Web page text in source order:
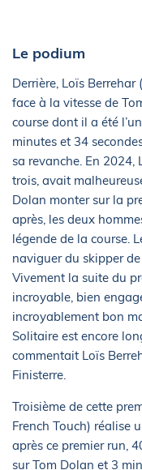
Le podium
Derrière, Loïs
face à la vitesse de
course dont il a été
minutes et 34
sa revanche. En 2024,
trois, avait
Dolan monter sur la
après, les deux
légende de la course.
naviguer du skipper
Vivement la suite du
incroyable, bien
incroyablement bon
Solitaire est encore
commentait Loïs
Finisterre.
Troisième de cette
French Touch) réalise
après ce premier run,
sur Tom Dolan et 3